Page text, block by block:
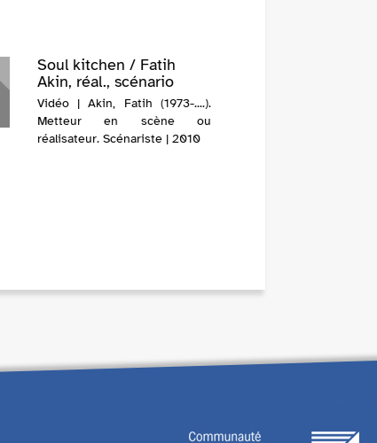
Soul kitchen / Fatih
Akin, réal., scénario
Vidéo | Akin, Fatih (1973-....).
Metteur en scène ou
réalisateur. Scénariste | 2010